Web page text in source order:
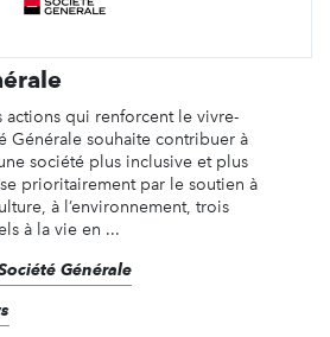
actions qui renforcent le vivre-
Générale souhaite contribuer à
société plus inclusive et plus
prioritairement par le soutien à
à l’environnement, trois
à la vie en ...
Générale